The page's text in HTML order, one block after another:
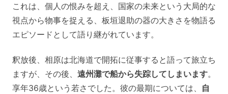
これは、個人の恨みを超え、国家の未来という大局的な
視点から物事を捉える、板垣退助の器の大きさを物語る
エピソードとして語り継がれています。
釈放後、相原は北海道で開拓に従事すると語って旅立ち
ますが、その後、 遠州灘で船から失踪してしまいます。
享年36歳という若さでした。彼の最期については、 自